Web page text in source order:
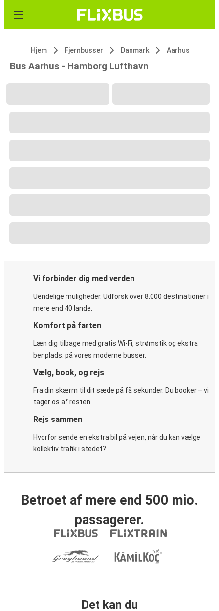
Hjem Fjernbusser Danmark Aarhus
Bus Aarhus - Hamborg Lufthavn
Vi forbinder dig med verden
Uendelige muligheder. Udforsk over 8.000 destinationer i
mere end 40 lande.
Komfort på farten
Læn dig tilbage med gratis Wi-Fi, strømstik og ekstra
benplads. på vores moderne busser.
Vælg, book, og rejs
Fra din skærm til dit sæde på få sekunder. Du booker – vi
tager os af resten.
Rejs sammen
Hvorfor sende en ekstra bil på vejen, når du kan vælge
kollektiv trafik i stedet?
Betroet af mere end 500 mio.
passagerer.
Det kan du